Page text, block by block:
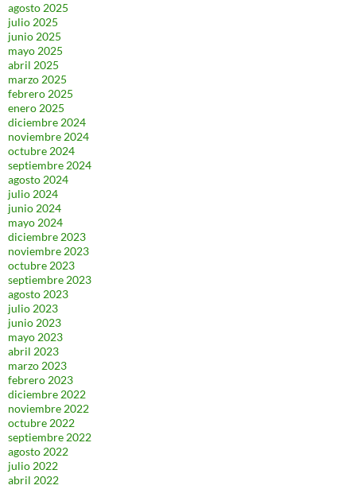
agosto 2025
julio 2025
junio 2025
mayo 2025
abril 2025
marzo 2025
febrero 2025
enero 2025
diciembre 2024
noviembre 2024
octubre 2024
septiembre 2024
agosto 2024
julio 2024
junio 2024
mayo 2024
diciembre 2023
noviembre 2023
octubre 2023
septiembre 2023
agosto 2023
julio 2023
junio 2023
mayo 2023
abril 2023
marzo 2023
febrero 2023
diciembre 2022
noviembre 2022
octubre 2022
septiembre 2022
agosto 2022
julio 2022
abril 2022